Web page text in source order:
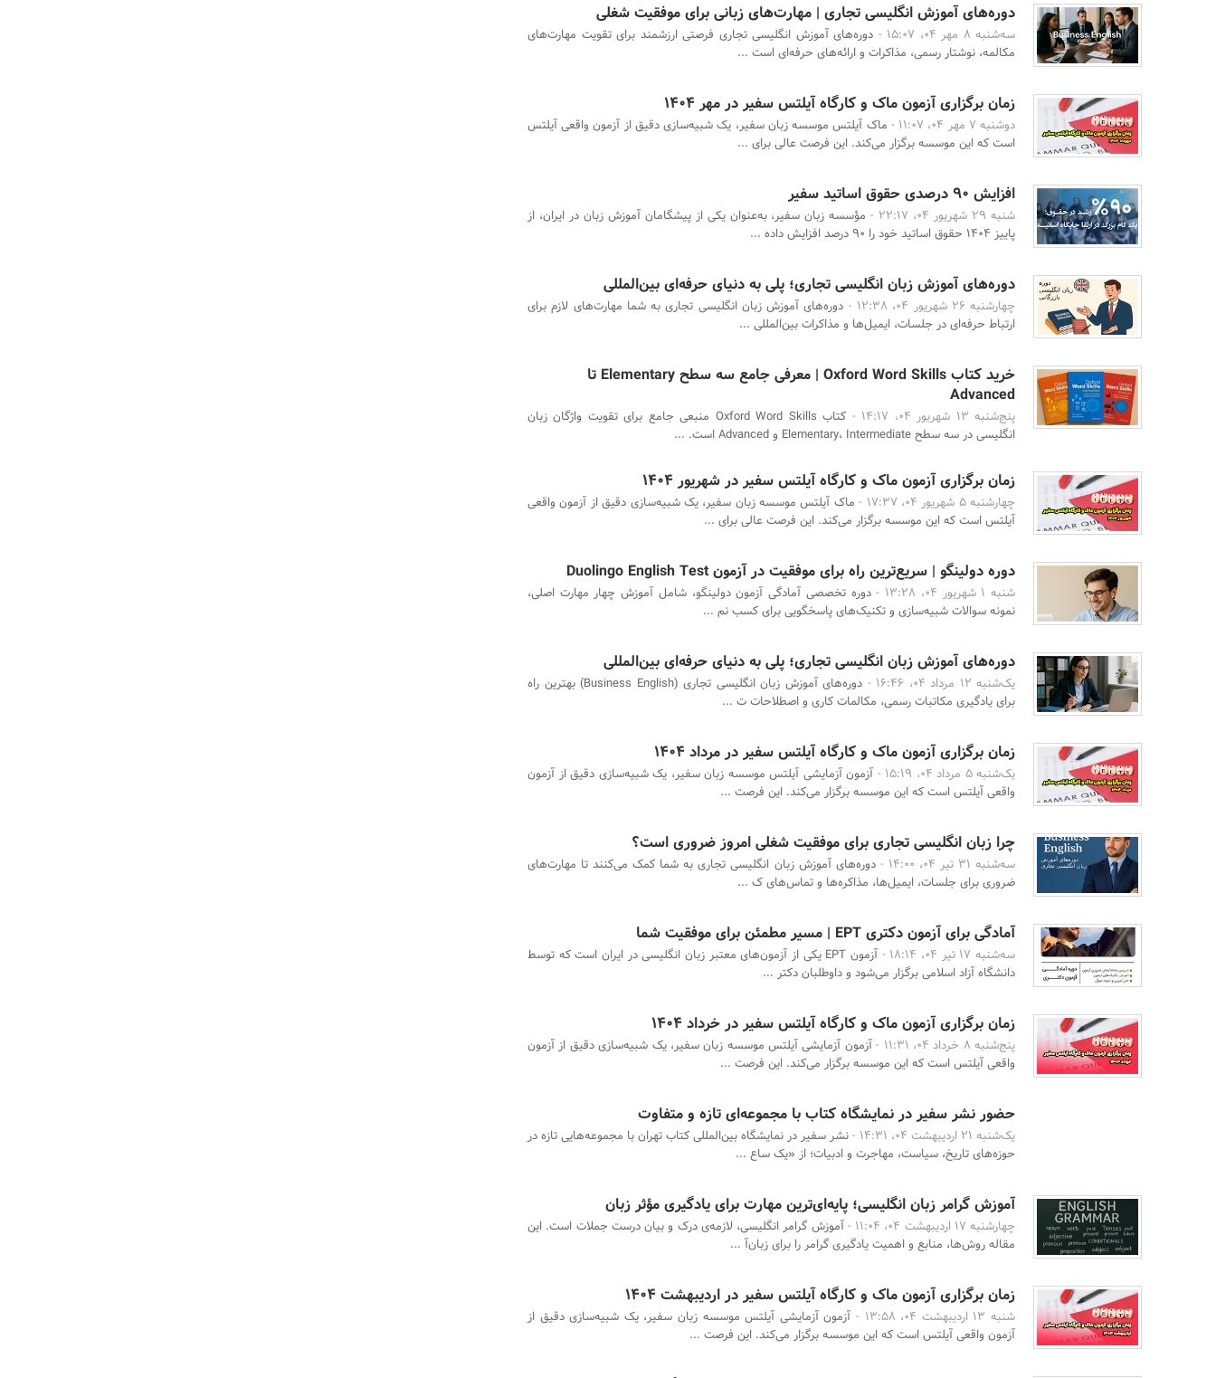
دوره‌های آموزش انگلیسی تجاری | مهارت‌های زبانی برای موفقیت شغلی
سه‌شنبه 8 مهر 04، 15:07 -
دوره‌های آموزش انگلیسی تجاری فرصتی ارزشمند برای تقویت مهارت‌های
مکالمه، نوشتار رسمی، مذاکرات و ارائه‌های حرفه‌ای است ...
زمان برگزاری آزمون ماک و کارگاه آیلتس سفیر در مهر 1404
دوشنبه 7 مهر 04، 11:07 -
ماک آیلتس موسسه زبان سفیر، یک شبیه‌سازی دقیق از آزمون واقعی آیلتس
است که این موسسه برگزار می‌کند. این فرصت عالی برای ...
افزایش ۹۰ درصدی حقوق اساتید سفیر
شنبه 29 شهریور 04، 22:17 -
مؤسسه زبان سفیر، به‌عنوان یکی از پیشگامان آموزش زبان در ایران، از
پاییز ۱۴۰۴ حقوق اساتید خود را ۹۰ درصد افزایش داده ...
دوره‌های آموزش زبان انگلیسی تجاری؛ پلی به دنیای حرفه‌ای بین‌المللی
چهارشنبه 26 شهریور 04، 12:38 -
دوره‌های آموزش زبان انگلیسی تجاری به شما مهارت‌های لازم برای
ارتباط حرفه‌ای در جلسات، ایمیل‌ها و مذاکرات بین‌المللی ...
خرید کتاب Oxford Word Skills | معرفی جامع سه سطح Elementary تا
Advanced
پنج‌شنبه 13 شهریور 04، 14:17 -
کتاب Oxford Word Skills منبعی جامع برای تقویت واژگان زبان
انگلیسی در سه سطح Elementary، Intermediate و Advanced است. ...
زمان برگزاری آزمون ماک و کارگاه آیلتس سفیر در شهریور 1404
چهارشنبه 5 شهریور 04، 17:37 -
ماک آیلتس موسسه زبان سفیر، یک شبیه‌سازی دقیق از آزمون واقعی
آیلتس است که این موسسه برگزار می‌کند. این فرصت عالی برای ...
دوره دولینگو | سریع‌ترین راه برای موفقیت در آزمون Duolingo English Test
شنبه 1 شهریور 04، 13:28 -
دوره تخصصی آمادگی آزمون دولینگو، شامل آموزش چهار مهارت اصلی،
نمونه سوالات شبیه‌سازی و تکنیک‌های پاسخگویی برای کسب نم ...
دوره‌های آموزش زبان انگلیسی تجاری؛ پلی به دنیای حرفه‌ای بین‌المللی
یک‌شنبه 12 مرداد 04، 16:46 -
دوره‌های آموزش زبان انگلیسی تجاری (Business English) بهترین راه
برای یادگیری مکاتبات رسمی، مکالمات کاری و اصطلاحات ت ...
زمان برگزاری آزمون ماک و کارگاه آیلتس سفیر در مرداد 1404
یک‌شنبه 5 مرداد 04، 15:19 -
آزمون آزمایشی آیلتس موسسه زبان سفیر، یک شبیه‌سازی دقیق از آزمون
واقعی آیلتس است که این موسسه برگزار می‌کند. این فرصت ...
چرا زبان انگلیسی تجاری برای موفقیت شغلی امروز ضروری است؟
سه‌شنبه 31 تیر 04، 14:00 -
دوره‌های آموزش زبان انگلیسی تجاری به شما کمک می‌کنند تا مهارت‌های
ضروری برای جلسات، ایمیل‌ها، مذاکره‌ها و تماس‌های ک ...
آمادگی برای آزمون دکتری EPT | مسیر مطمئن برای موفقیت شما
سه‌شنبه 17 تیر 04، 18:14 -
آزمون EPT یکی از آزمون‌های معتبر زبان انگلیسی در ایران است که توسط
دانشگاه آزاد اسلامی برگزار می‌شود و داوطلبان دکتر ...
زمان برگزاری آزمون ماک و کارگاه آیلتس سفیر در خرداد 1404
پنج‌شنبه 8 خرداد 04، 11:31 -
آزمون آزمایشی آیلتس موسسه زبان سفیر، یک شبیه‌سازی دقیق از آزمون
واقعی آیلتس است که این موسسه برگزار می‌کند. این فرصت ...
حضور نشر سفیر در نمایشگاه کتاب با مجموعه‌ای تازه و متفاوت
یک‌شنبه 21 اردیبهشت 04، 14:31 -
نشر سفیر در نمایشگاه بین‌المللی کتاب تهران با مجموعه‌هایی تازه در
حوزه‌های تاریخ، سیاست، مهاجرت و ادبیات؛ از «یک ساع ...
آموزش گرامر زبان انگلیسی؛ پایه‌ای‌ترین مهارت برای یادگیری مؤثر زبان
چهارشنبه 17 اردیبهشت 04، 11:04 -
آموزش گرامر انگلیسی، لازمه‌ی درک و بیان درست جملات است. این
مقاله روش‌ها، منابع و اهمیت یادگیری گرامر را برای زبان‌آ ...
زمان برگزاری آزمون ماک و کارگاه آیلتس سفیر در اردیبهشت 1404
شنبه 13 اردیبهشت 04، 13:58 -
آزمون آزمایشی آیلتس موسسه زبان سفیر، یک شبیه‌سازی دقیق از
آزمون واقعی آیلتس است که این موسسه برگزار می‌کند. این فرصت ...